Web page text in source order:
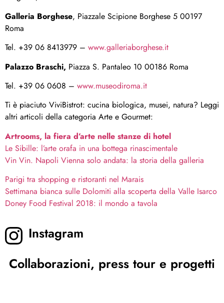
Galleria Borghese, Piazzale Scipione Borghese 5 00197
Roma
Tel. +39 06 8413979 – www.galleriaborghese.it
Palazzo Braschi, Piazza S. Pantaleo 10 00186 Roma
Tel. +39 06 0608 – www.museodiroma.it
Ti è piaciuto ViviBistrot: cucina biologica, musei, natura? Leggi
altri articoli della categoria Arte e Gourmet:
Artrooms, la fiera d’arte nelle stanze di hotel
Le Sibille: l’arte orafa in una bottega rinascimentale
Vin Vin. Napoli Vienna solo andata: la storia della galleria
Parigi tra shopping e ristoranti nel Marais
Settimana bianca sulle Dolomiti alla scoperta della Valle Isarco
Doney Food Festival 2018: il mondo a tavola
Instagram
Collaborazioni, press tour e progetti